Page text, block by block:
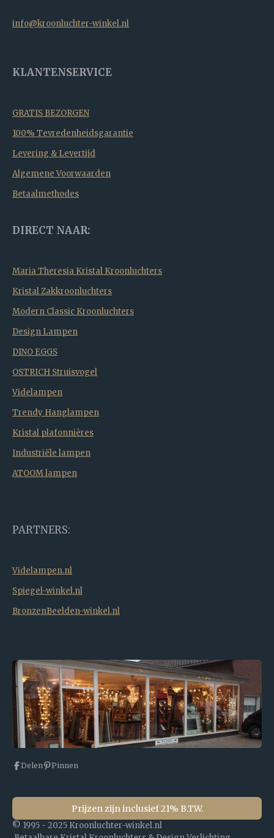
info@kroonluchter-winkel.nl
KLANTENSERVICE
GRATIS BEZORGEN
100% Tevredenheidsgarantie
Levering & Levertijd
Algemene Voorwaarden
Betaalmethodes
DIRECT NAAR:
Maria Theresia Kristal Kroonluchters
Kristal Zakkroonluchters
Modern Classic Kroonluchters
Design Lampen
DINO EGGS
OSTRICH Struisvogel
Videlampen
Trendy Hanglampen
Kristal plafonnières
Industriële lampen
ATOOM lampen
PARTNERS:
Videlampen.nl
Spiegel-winkel.nl
BronzenBeelden-winkel.nl
Delen Pinnen
Prijzen zijn inclusief 21% B.T.W.
© 1995 - 2025 Kroonluchter-winkel.nl